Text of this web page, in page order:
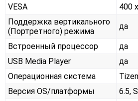
VESA
400
Поддержка вертикального
(Портретного) режима
да
Встроенный процессор
да
USB Media Player
да
Операционная система
Версия OS/платформы
6.5,